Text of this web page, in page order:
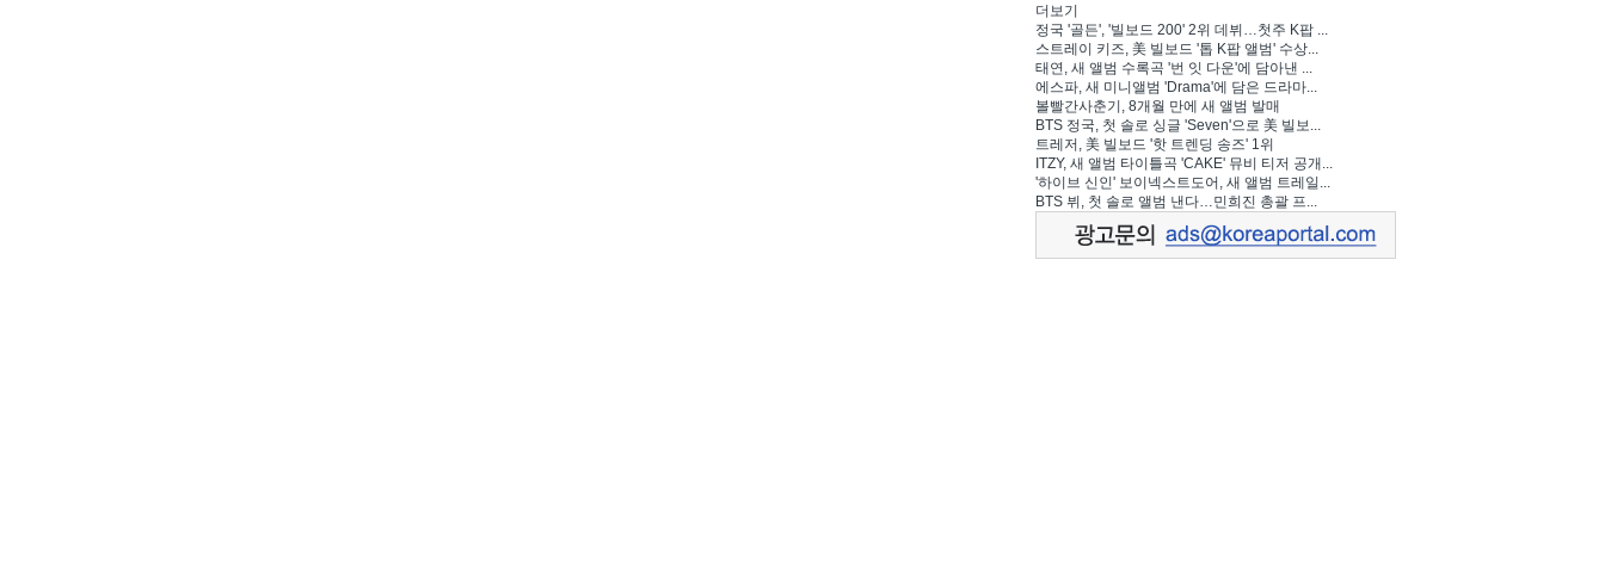
더보기
정국 '골든', '빌보드 200' 2위 데뷔…첫주 K팝 ...
스트레이 키즈, 美 빌보드 '톱 K팝 앨범' 수상...
태연, 새 앨범 수록곡 '번 잇 다운'에 담아낸 ...
에스파, 새 미니앨범 'Drama'에 담은 드라마...
볼빨간사춘기, 8개월 만에 새 앨범 발매
BTS 정국, 첫 솔로 싱글 'Seven'으로 美 빌보...
트레저, 美 빌보드 '핫 트렌딩 송즈' 1위
ITZY, 새 앨범 타이틀곡 'CAKE' 뮤비 티저 공개...
'하이브 신인' 보이넥스트도어, 새 앨범 트레일...
BTS 뷔, 첫 솔로 앨범 낸다…민희진 총괄 프...